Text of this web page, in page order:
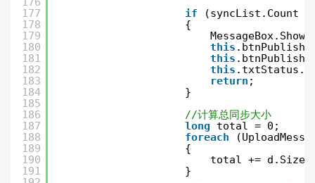
177
178
179
180
181
182
183
184
185
186
187
188
189
190
191
if
(syncList.Count
{
MessageBox.Show(
this
this
this
return ;
}
//计算总同步大小
long
total = 0;
foreach
{
total += d.Size;
}